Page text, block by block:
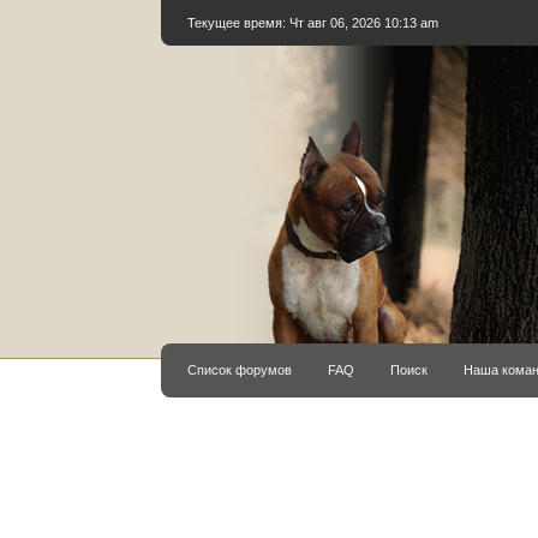
Текущее время: Чт авг 06, 2026 10:13 am
Список форумов FAQ Поиск Наша